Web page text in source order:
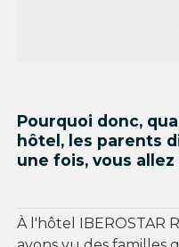
Pourquoi donc,
hôtel, les parents
une fois, vous
À l'hôtel IBEROSTAR